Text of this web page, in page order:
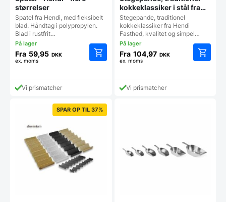
størrelser
Spatel fra Hendi, med fleksibelt
blad. Håndtag i polypropylen.
Blad i rustfrit…
Fra 59,95 DKK
ex. moms
varianter.
Mulighederne
kan
varesiden
Vi prismatcher
kokkeklassiker i stål fra
Hendi
Stegepande, traditionel
kokkeklassiker fra Hendi
Fasthed, kvalitet og simpel…
Fra 104,97 DKK
ex. moms
Vi prismatcher
SPAR OP TIL 37%